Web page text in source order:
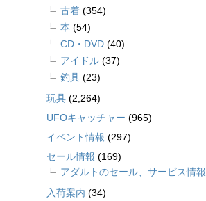
古着 (354)
本 (54)
CD・DVD (40)
アイドル (37)
釣具 (23)
玩具 (2,264)
UFOキャッチャー (965)
イベント情報 (297)
セール情報 (169)
アダルトのセール、サービス情報
入荷案内 (34)